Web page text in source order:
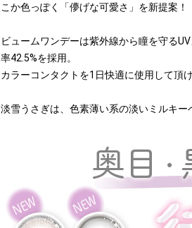
こか色っぽく「儚げな可愛さ」を新提案！
ビュームワンデーは紫外線から瞳を守る
率42.5%を採用。
カラーコンタクトを1日快適に使用して頂
淡雪うさぎは、色素薄い系の淡いミルキー